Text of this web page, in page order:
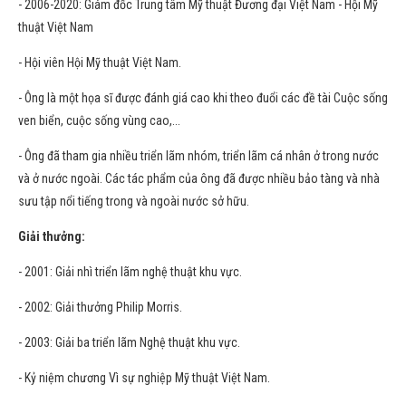
- 2006-2020: Giám đốc Trung tâm Mỹ thuật Đương đại Việt Nam - Hội Mỹ
thuật Việt Nam
- Hội viên Hội Mỹ thuật Việt Nam.
- Ông là một họa sĩ được đánh giá cao khi theo đuổi các đề tài Cuộc sống
ven biển, cuộc sống vùng cao,...
- Ông đã tham gia nhiều triển lãm nhóm, triển lãm cá nhân ở trong nước
và ở nước ngoài. Các tác phẩm của ông đã được nhiều bảo tàng và nhà
sưu tập nổi tiếng trong và ngoài nước sở hữu.
Giải thưởng:
- 2001: Giải nhì triển lãm nghệ thuật khu vực.
- 2002: Giải thưởng Philip Morris.
- 2003: Giải ba triển lãm Nghệ thuật khu vực.
- Kỷ niệm chương Vì sự nghiệp Mỹ thuật Việt Nam.